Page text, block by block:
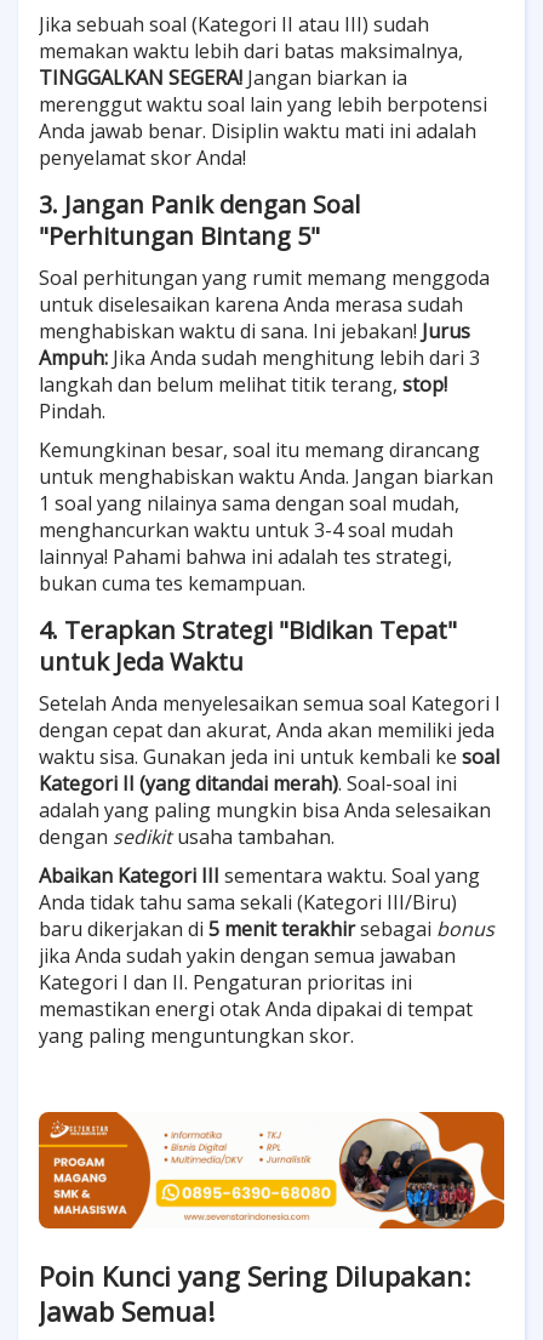
Jika sebuah soal (Kategori II atau III) sudah
memakan waktu lebih dari batas maksimalnya,
TINGGALKAN SEGERA! Jangan biarkan ia
merenggut waktu soal lain yang lebih berpotensi
Anda jawab benar. Disiplin waktu mati ini adalah
penyelamat skor Anda!
3. Jangan Panik dengan Soal
"Perhitungan Bintang 5"
Soal perhitungan yang rumit memang menggoda
untuk diselesaikan karena Anda merasa sudah
menghabiskan waktu di sana. Ini jebakan! Jurus
Ampuh: Jika Anda sudah menghitung lebih dari 3
langkah dan belum melihat titik terang, stop!
Pindah.
Kemungkinan besar, soal itu memang dirancang
untuk menghabiskan waktu Anda. Jangan biarkan
1 soal yang nilainya sama dengan soal mudah,
menghancurkan waktu untuk 3-4 soal mudah
lainnya! Pahami bahwa ini adalah tes strategi,
bukan cuma tes kemampuan.
4. Terapkan Strategi "Bidikan Tepat"
untuk Jeda Waktu
Setelah Anda menyelesaikan semua soal Kategori I
dengan cepat dan akurat, Anda akan memiliki jeda
waktu sisa. Gunakan jeda ini untuk kembali ke soal
Kategori II (yang ditandai merah). Soal-soal ini
adalah yang paling mungkin bisa Anda selesaikan
dengan sedikitusaha tambahan.
Abaikan Kategori III sementara waktu. Soal yang
Anda tidak tahu sama sekali (Kategori III/Biru)
baru dikerjakan di 5 menit terakhirsebagai bonus
jika Anda sudah yakin dengan semua jawaban
Kategori I dan II. Pengaturan prioritas ini
memastikan energi otak Anda dipakai di tempat
yang paling menguntungkan skor.
Poin Kunci yang Sering Dilupakan:
Jawab Semua!